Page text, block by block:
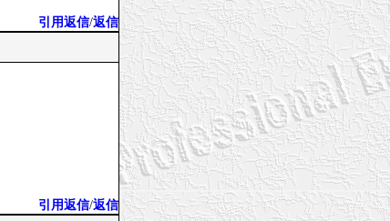
引用返信/返信
引用返信/返信